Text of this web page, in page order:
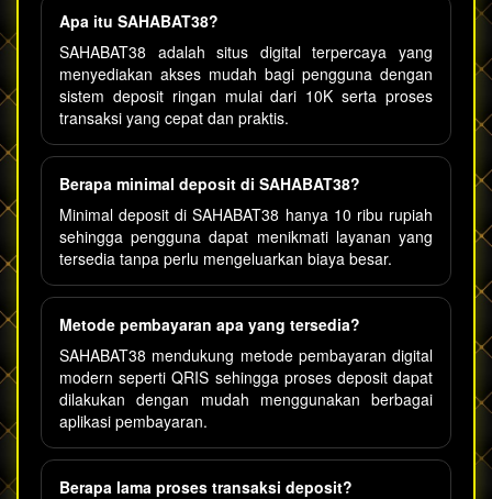
Apa itu SAHABAT38?
SAHABAT38 adalah situs digital terpercaya yang
menyediakan akses mudah bagi pengguna dengan
sistem deposit ringan mulai dari 10K serta proses
transaksi yang cepat dan praktis.
Berapa minimal deposit di SAHABAT38?
Minimal deposit di SAHABAT38 hanya 10 ribu rupiah
sehingga pengguna dapat menikmati layanan yang
tersedia tanpa perlu mengeluarkan biaya besar.
Metode pembayaran apa yang tersedia?
SAHABAT38 mendukung metode pembayaran digital
modern seperti QRIS sehingga proses deposit dapat
dilakukan dengan mudah menggunakan berbagai
aplikasi pembayaran.
Berapa lama proses transaksi deposit?